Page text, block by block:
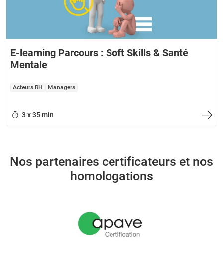
E-learning Parcours : Soft Skills & Santé
Mentale
Acteurs RH Managers
3 x 35 min
Nos partenaires certificateurs et nos
homologations